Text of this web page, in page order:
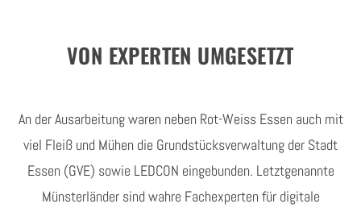
VON EXPERTEN UMGESETZT
An der Ausarbeitung waren neben Rot-Weiss Essen auch mit
viel Fleiß und Mühen die Grundstücksverwaltung der Stadt
Essen (GVE) sowie LEDCON eingebunden. Letztgenannte
Münsterländer sind wahre Fachexperten für digitale